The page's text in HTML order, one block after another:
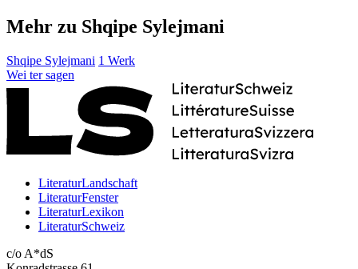
Mehr zu Shqipe Sylejmani
Shqipe Sylejmani 1 Werk
Wei ter sagen
LiteraturLandschaft
LiteraturFenster
LiteraturLexikon
LiteraturSchweiz
c/o A*dS